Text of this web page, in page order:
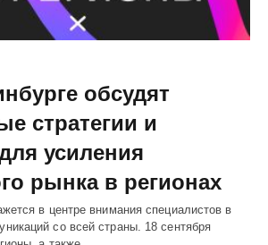
обсудят
стратегии и
усиления
рынка в регионах
в центре внимания специалистов в
со всей страны. 18 сентября